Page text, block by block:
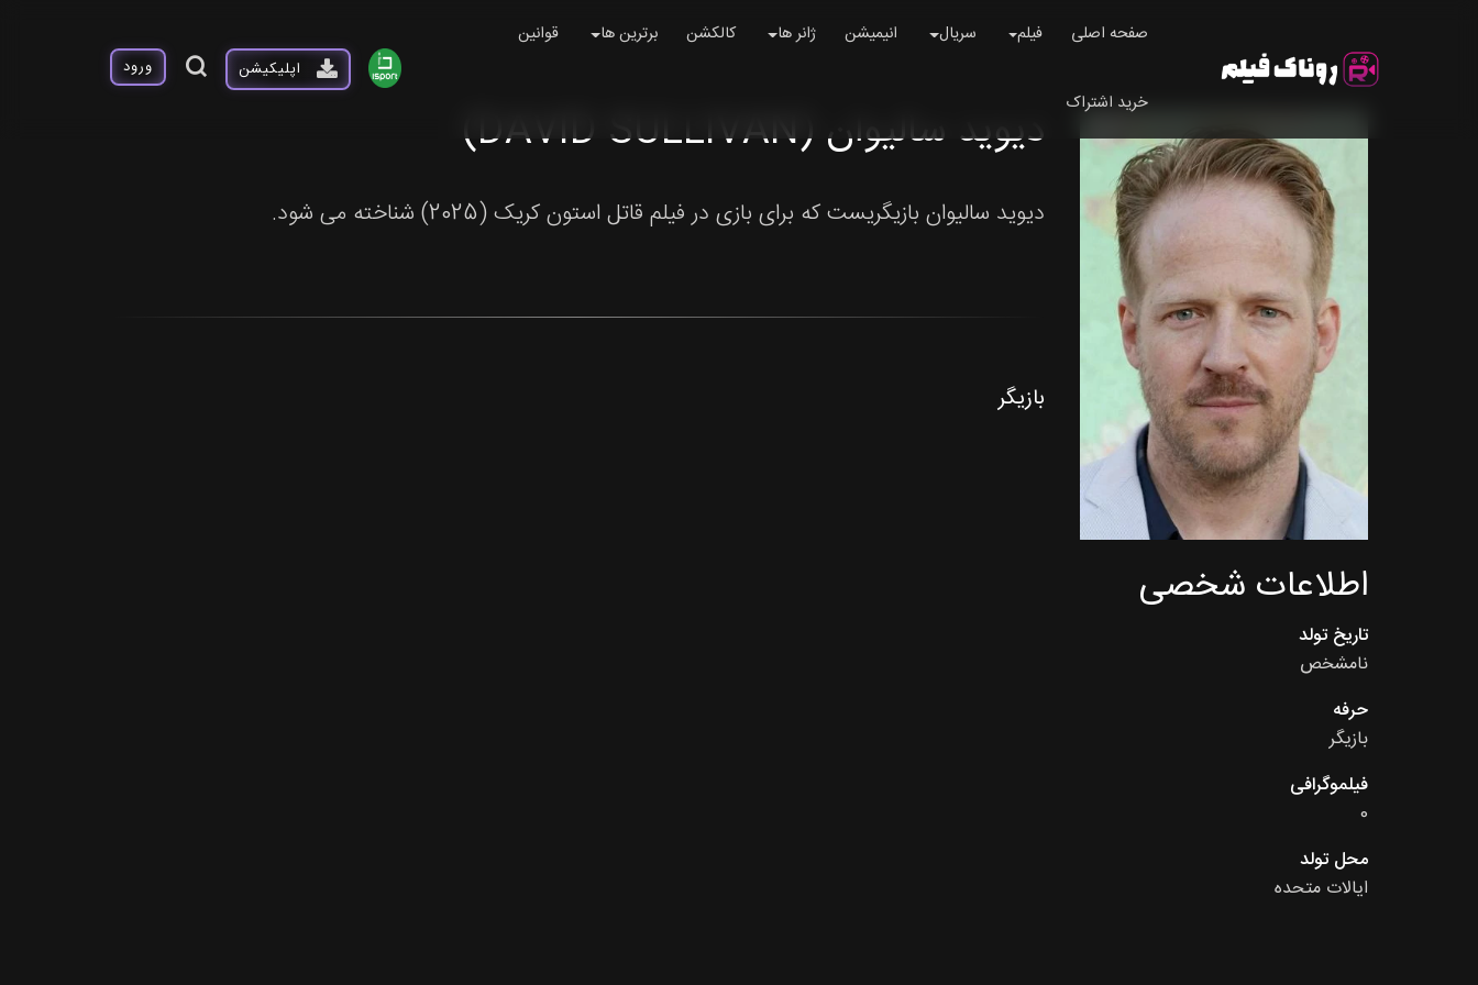
صفحه اصلی فیلم سریال انیمیشن ژانر ها کالکشن برترین ها قوانین
خرید اشتراک
اپلیکیشن ورود
اطلاعات شخصی
تاریخ تولد
نامشخص
حرفه
بازیگر
فیلموگرافی
0
محل تولد
ایالات متحده
دیوید سالیوان (DAVID SULLIVAN)
دیوید سالیوان بازیگریست که برای بازی در فیلم قاتل استون کریک (2025) شناخته می شود.
بازیگر